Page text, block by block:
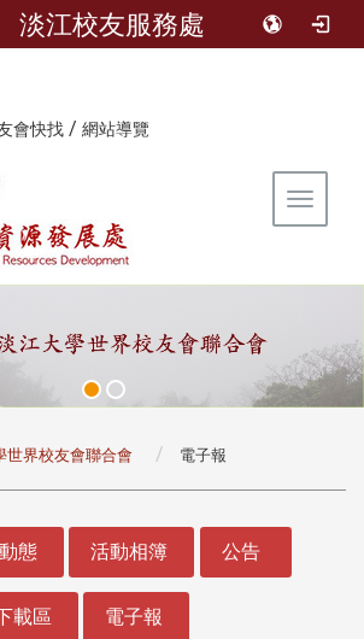
淡江校友服務處
會快找 / 網站導覽
Toggle
世界校友會聯合會 電子報
態 活動相簿 公告
載區 電子報